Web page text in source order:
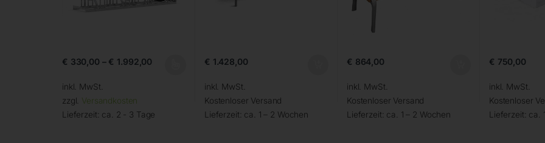
€ 330,00 – € 1.992,00
inkl. MwSt.
zzgl. Versandkosten
Lieferzeit: ca. 2 - 3 Tage
€ 1.428,00
inkl. MwSt.
Kostenloser Versand
Lieferzeit: ca. 1 – 2 Wochen
€ 864,00
inkl. MwSt.
Kostenloser Versand
Lieferzeit: ca. 1 – 2 Wochen
€ 750,00
inkl. MwSt.
Kostenloser
Lieferzeit: ca.